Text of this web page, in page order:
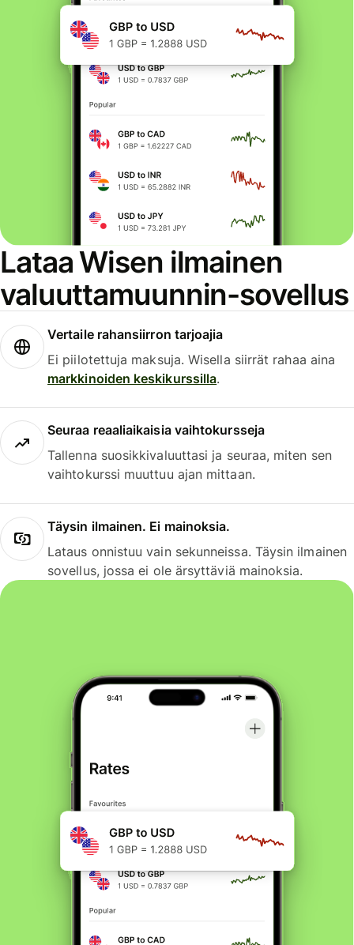
Lataa Wisen ilmainen
valuuttamuunnin-sovellus
Vertaile rahansiirron tarjoajia
Ei piilotettuja maksuja. Wisella siirrät rahaa aina
markkinoiden keskikurssilla.
Seuraa reaaliaikaisia vaihtokursseja
Tallenna suosikkivaluuttasi ja seuraa, miten sen
vaihtokurssi muuttuu ajan mittaan.
Täysin ilmainen. Ei mainoksia.
Lataus onnistuu vain sekunneissa. Täysin ilmainen
sovellus, jossa ei ole ärsyttäviä mainoksia.